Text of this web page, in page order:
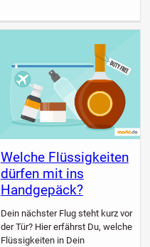
Welche Flüssigkeiten
dürfen mit ins
Handgepäck?
Dein nächster Flug steht kurz vor
der Tür? Hier erfährst Du, welche
Flüssigkeiten in Dein